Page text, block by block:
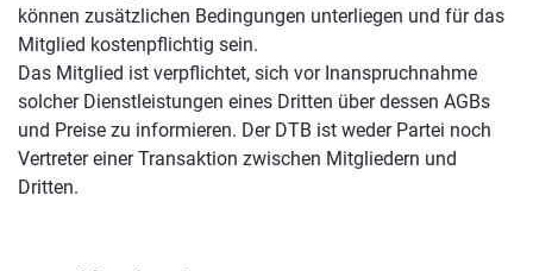
können zusätzlichen Bedingungen unterliegen und für das
Mitglied kostenpflichtig sein.
Das Mitglied ist verpflichtet, sich vor Inanspruchnahme
solcher Dienstleistungen eines Dritten über dessen AGBs
und Preise zu informieren. Der DTB ist weder Partei noch
Vertreter einer Transaktion zwischen Mitgliedern und
Dritten.